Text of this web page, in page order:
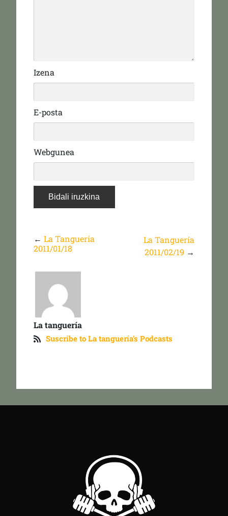
Izena
E-posta
Webgunea
← La Tanguería
2011/01/18
La Tanguería
2011/02/19 →
La tanguería
Suscribe to La tanguería's Podcasts